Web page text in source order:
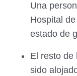
Una
Hospital
estado de
El resto de
sido